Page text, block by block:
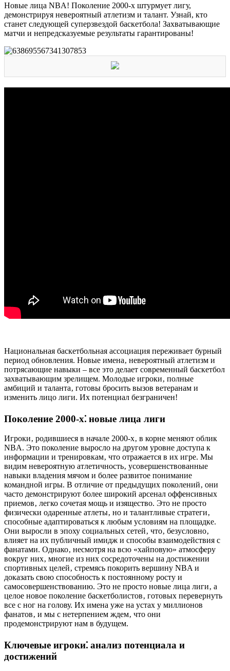
Новые лица NBA! Поколение 2000-х штурмует лигу,
демонстрируя невероятный атлетизм и талант. Узнай, кто
станет следующей суперзвездой баскетбола! Захватывающие
матчи и непредсказуемые результаты гарантированы!
Национальная баскетбольная ассоциация переживает бурный
период обновления. Новые имена‚ невероятный атлетизм и
потрясающие навыки – все это делает современный баскетбол
захватывающим зрелищем. Молодые игроки‚ полные
амбиций и таланта‚ готовы бросить вызов ветеранам и
изменить лицо лиги. Их потенциал безграничен!
Поколение 2000-х⁚ новые лица лиги
Игроки‚ родившиеся в начале 2000-х‚ в корне меняют облик
NBA. Это поколение выросло на другом уровне доступа к
информации и тренировкам‚ что отражается в их игре. Мы
видим невероятную атлетичность‚ усовершенствованные
навыки владения мячом и более развитое понимание
командной игры. В отличие от предыдущих поколений‚ они
часто демонстрируют более широкий арсенал оффенсивных
приемов‚ легко сочетая мощь и изящество. Это не просто
физически одаренные атлеты‚ но и талантливые стратеги‚
способные адаптироваться к любым условиям на площадке.
Они выросли в эпоху социальных сетей‚ что‚ безусловно‚
влияет на их публичный имидж и способы взаимодействия с
фанатами. Однако‚ несмотря на всю «хайповую» атмосферу
вокруг них‚ многие из них сосредоточены на достижении
спортивных целей‚ стремясь покорить вершину NBA и
доказать свою способность к постоянному росту и
самосовершенствованию. Это не просто новые лица лиги‚ а
целое новое поколение баскетболистов‚ готовых перевернуть
все с ног на голову. Их имена уже на устах у миллионов
фанатов‚ и мы с нетерпением ждем‚ что они
продемонстрируют нам в будущем.
Ключевые игроки⁚ анализ потенциала и
достижений